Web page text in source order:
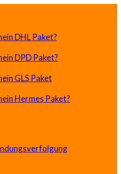
DHL Paket?
DPD Paket?
GLS Paket
Hermes Paket?